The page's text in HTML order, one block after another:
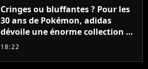
Cringes ou bluffantes ? Pour les
30 ans de Pokémon, adidas
dévoile une énorme collection de
sneakers et je ne sais pas quoi en
18:22